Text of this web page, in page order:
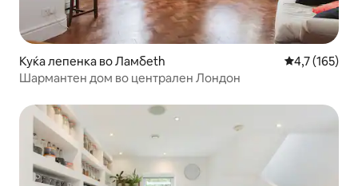
Куќа лепенка во Ламбeth Просечна
4,7 (165)
Шармантен дом во централен Лондон